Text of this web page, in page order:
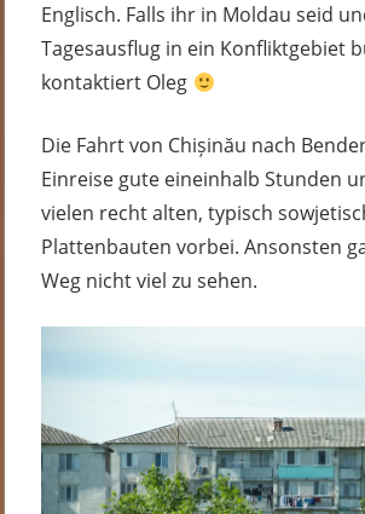
Englisch. Falls ihr in Moldau seid
Tagesausflug in ein Konfliktgebiet
kontaktiert Oleg
Die Fahrt von Chișinău nach
Einreise gute eineinhalb Stunden
vielen recht alten, typisch
Plattenbauten vorbei. Ansonsten
Weg nicht viel zu sehen.